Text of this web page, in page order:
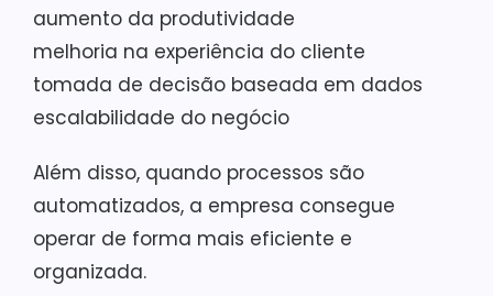
aumento da produtividade
melhoria na experiência do cliente
tomada de decisão baseada em dados
escalabilidade do negócio
Além disso, quando processos são
automatizados, a empresa consegue
operar de forma mais eficiente e
organizada.